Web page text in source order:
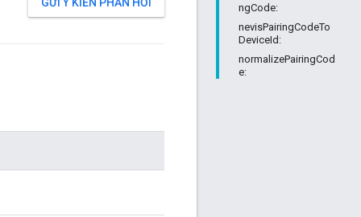
ngCode:
nevisPairingCodeTo
DeviceId:
normalizePairingCod
e: